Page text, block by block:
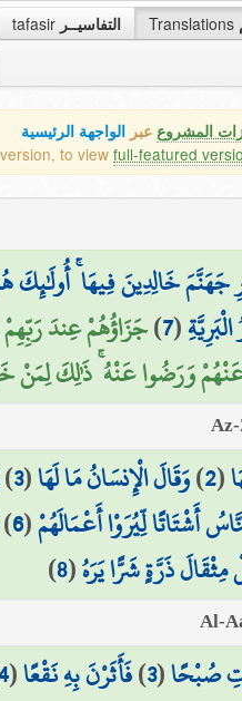
tafasir التفاسيــر Translations
المشروع عبر الواجهة الرئيسية
to view full-featured
خَالِدِينَ فِيهَا ۚ أُولَٰئِكَ
(
7
)جَزَاؤُهُمْ عِندَ
عَنْهُمْ وَرَضُوا عَنْهُ ۚ ذَٰلِكَ لِمَنْ
(
2
)وَقَالَ الْإِنسَانُ مَا لَهَا(
3
)
أَشْتَاتًا لِّيُرَوْا أَعْمَالَهُمْ(
6
)
ذَرَّةٍ شَرًّا يَرَهُ(
8
)
صُبْحًا(
3
)فَأَثَرْنَ بِهِ نَقْعًا(